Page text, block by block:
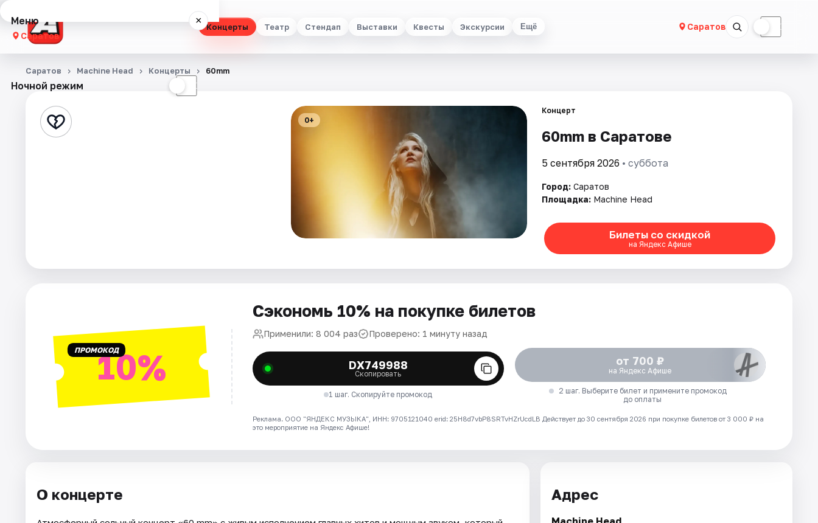
Концерты Театр Стендап Выставки Квесты Экскурсии Ещё Саратов ☾
Меню ×
Саратов
Концерты
Стендап
Артисты
Рейтинги
Ночной режим ☾
Саратов Machine Head Концерты 60mm
0+
Концерт
60mm в Саратове
5 сентября 2026 • суббота
Город: Саратов
Площадка: Machine Head
Билеты со скидкой
на Яндекс Афише
ПРОМОКОД10%
Сэкономь 10% на покупке билетов
Применили: 8 004 раз Проверено: 1 минуту назад
DX749988
Скопировать
1 шаг. Скопируйте промокод
от 700 ₽
на Яндекс Афише
2 шаг. Выберите билет и примените промокод
до оплаты
Реклама. ООО "ЯНДЕКС МУЗЫКА", ИНН: 9705121040 erid: 25H8d7vbP8SRTvHZrUcdLB Действует до 30 сентября 2026 при покупке билетов от 3 000 ₽ на
это мероприятие на Яндекс Афише!
О концерте Адрес